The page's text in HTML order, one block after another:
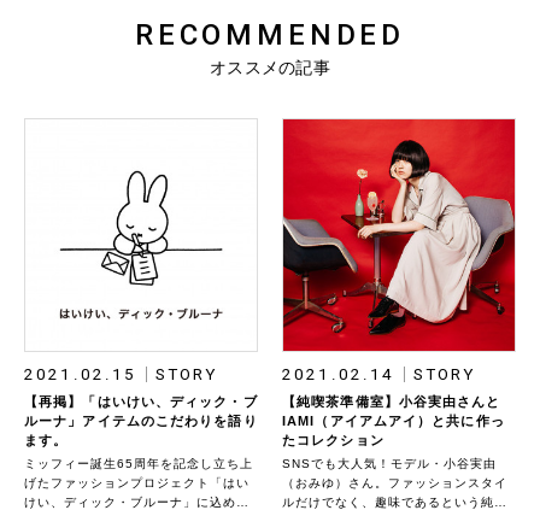
RECOMMENDED
オススメの記事
2021.02.15 STORY
【再掲】「はいけい、ディック・ブ
ルーナ」アイテムのこだわりを語り
ます。
ミッフィー誕生65周年を記念し立ち上
げたファッションプロジェクト「はい
けい、ディック・ブルーナ」に込めら
2021.02.14 STORY
【純喫茶準備室】小谷実由さんと
IAMI（アイアムアイ）と共に作っ
たコレクション
SNSでも大人気！モデル・小谷実由
（おみゆ）さん。ファッションスタイ
ルだけでなく、趣味であるという純喫